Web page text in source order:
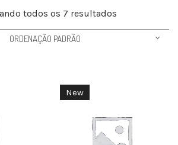
todos os 7 resultados
ORDENAÇÃO PADRÃO
New